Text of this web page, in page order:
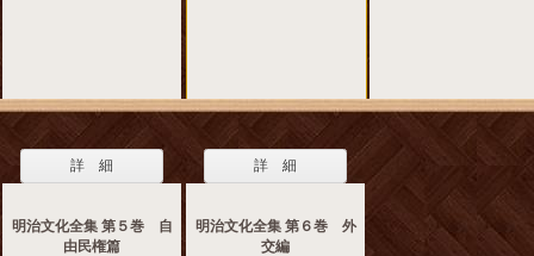
詳 細
明治文化全集 第５巻 自
由民権篇
詳 細
明治文化全集 第６巻 外
交編